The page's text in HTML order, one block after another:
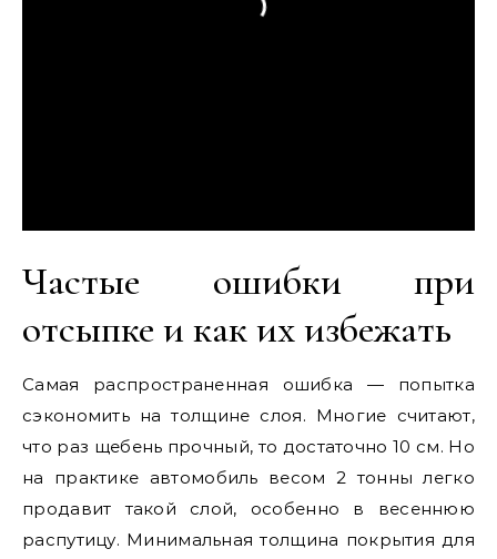
Частые ошибки при
отсыпке и как их избежать
Самая распространенная ошибка — попытка
сэкономить на толщине слоя. Многие считают,
что раз щебень прочный, то достаточно 10 см. Но
на практике автомобиль весом 2 тонны легко
продавит такой слой, особенно в весеннюю
распутицу. Минимальная толщина покрытия для